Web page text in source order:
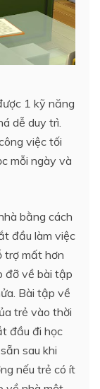
1 kỹ năng
dễ duy trì.
việc tối
mỗi ngày và
bằng cách
đầu làm việc
trợ mất hơn
đỡ về bài tập
Bài tập về
trẻ vào thời
đầu đi học
sau khi
nếu trẻ có ít